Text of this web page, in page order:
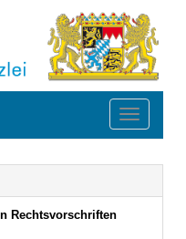
Toggle
Rechtsvorschriften